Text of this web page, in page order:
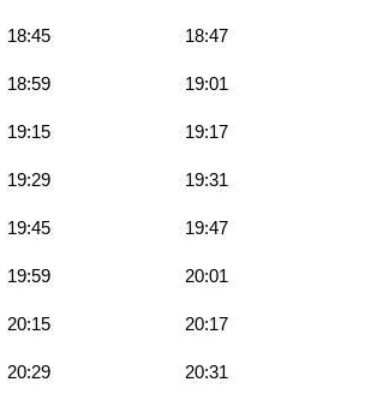
18:45 18:47
18:59 19:01
19:15 19:17
19:29 19:31
19:45 19:47
19:59 20:01
20:15 20:17
20:29 20:31